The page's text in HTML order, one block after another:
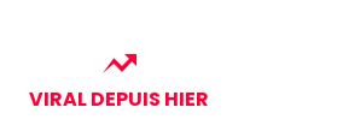
VIRAL DEPUIS HIER